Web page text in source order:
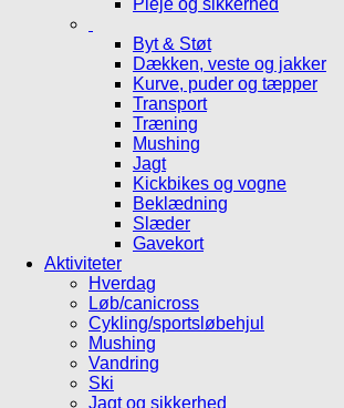
Byt & Støt
Dækken, veste og jakker
Kurve, puder og tæpper
Transport
Træning
Mushing
Jagt
Kickbikes og vogne
Beklædning
Slæder
Gavekort
Aktiviteter
Hverdag
Løb/canicross
Cykling/sportsløbehjul
Mushing
Vandring
Ski
Jagt og sikkerhed